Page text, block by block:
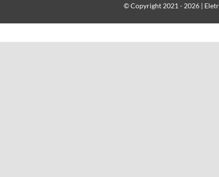
© Copyright 2021 - 2026 |